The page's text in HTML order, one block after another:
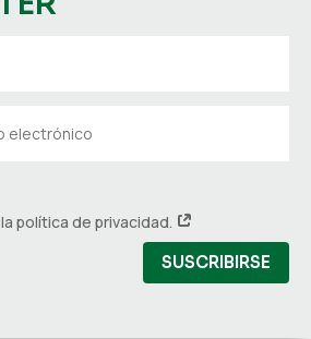
política de privacidad.
SUSCRIBIRSE